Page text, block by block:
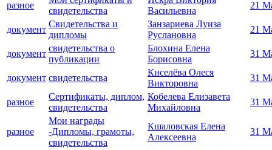
разное
свидетельства
Васильевна
21
документ
Свидетельства и
дипломы
Занзариева Луиза
Руслановна
21
документ
свидетельства о
публикации
Блохина Елена
Борисовна
31
документ свидетельства
Киселёва Олеся
Викторовна
31
разное
Сертификаты, диплом,
свидетельства
Кобелева Елизавета
Михайловна
31
разное
Мои награды
-Дипломы, грамоты,
свидетельства
Кшаловская Елена
Алексеевна
31